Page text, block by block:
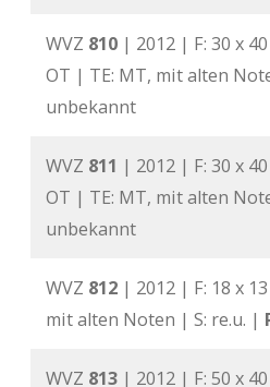
WVZ 810 | 2012 | F: 30 x
OT | TE: MT, mit alten
unbekannt
WVZ 811 | 2012 | F: 30 x
OT | TE: MT, mit alten
unbekannt
WVZ 812 | 2012 | F: 18 x
mit alten Noten | S: re.u. |
WVZ 813 | 2012 | F: 50 x